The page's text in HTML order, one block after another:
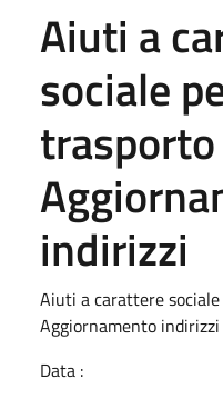
Aiuti a
sociale
indirizzi
Aiuti a carattere
Aggiornamento indirizzi
Data :